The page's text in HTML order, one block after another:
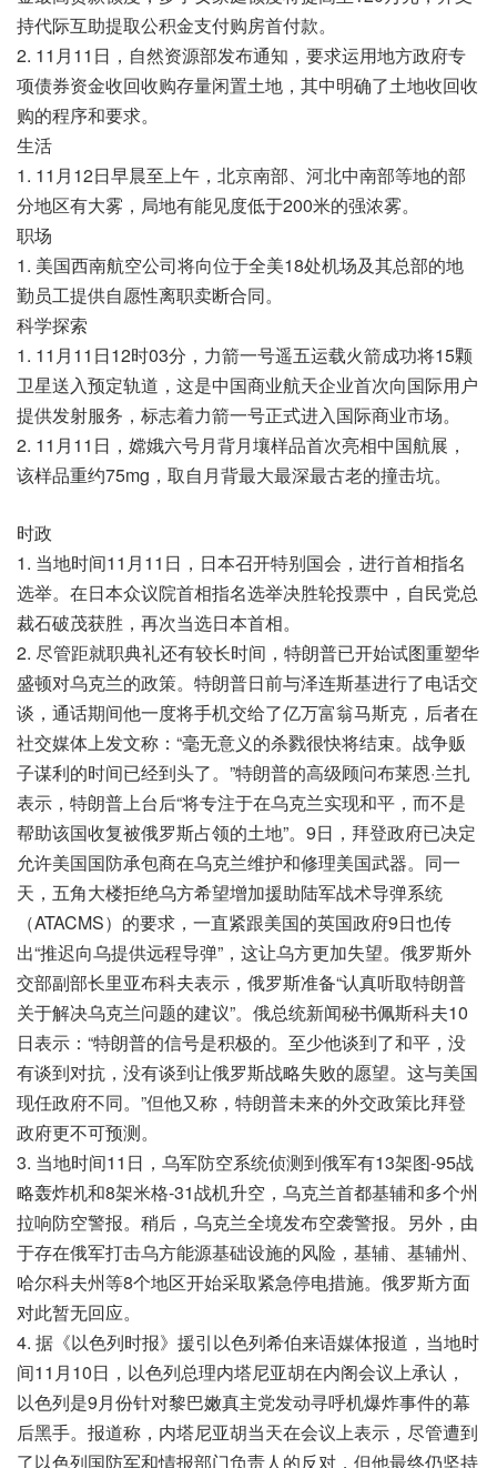
持代际互助提取公积金支付购房首付款。
2. 11月11日，自然资源部发布通知，要求运用地方政府专
项债券资金收回收购存量闲置土地，其中明确了土地收回收
购的程序和要求。
生活
1. 11月12日早晨至上午，北京南部、河北中南部等地的部
分地区有大雾，局地有能见度低于200米的强浓雾。
职场
1. 美国西南航空公司将向位于全美18处机场及其总部的地
勤员工提供自愿性离职卖断合同。
科学探索
1. 11月11日12时03分，力箭一号遥五运载火箭成功将15颗
卫星送入预定轨道，这是中国商业航天企业首次向国际用户
提供发射服务，标志着力箭一号正式进入国际商业市场。
2. 11月11日，嫦娥六号月背月壤样品首次亮相中国航展，
该样品重约75mg，取自月背最大最深最古老的撞击坑。
时政
1. 当地时间11月11日，日本召开特别国会，进行首相指名
选举。在日本众议院首相指名选举决胜轮投票中，自民党总
裁石破茂获胜，再次当选日本首相。
2. 尽管距就职典礼还有较长时间，特朗普已开始试图重塑华
盛顿对乌克兰的政策。特朗普日前与泽连斯基进行了电话交
谈，通话期间他一度将手机交给了亿万富翁马斯克，后者在
社交媒体上发文称：“毫无意义的杀戮很快将结束。战争贩
子谋利的时间已经到头了。”特朗普的高级顾问布莱恩·兰扎
表示，特朗普上台后“将专注于在乌克兰实现和平，而不是
帮助该国收复被俄罗斯占领的土地”。9日，拜登政府已决定
允许美国国防承包商在乌克兰维护和修理美国武器。同一
天，五角大楼拒绝乌方希望增加援助陆军战术导弹系统
（ATACMS）的要求，一直紧跟美国的英国政府9日也传
出“推迟向乌提供远程导弹”，这让乌方更加失望。俄罗斯外
交部副部长里亚布科夫表示，俄罗斯准备“认真听取特朗普
关于解决乌克兰问题的建议”。俄总统新闻秘书佩斯科夫10
日表示：“特朗普的信号是积极的。至少他谈到了和平，没
有谈到对抗，没有谈到让俄罗斯战略失败的愿望。这与美国
现任政府不同。”但他又称，特朗普未来的外交政策比拜登
政府更不可预测。
3. 当地时间11日，乌军防空系统侦测到俄军有13架图-95战
略轰炸机和8架米格-31战机升空，乌克兰首都基辅和多个州
拉响防空警报。稍后，乌克兰全境发布空袭警报。另外，由
于存在俄军打击乌方能源基础设施的风险，基辅、基辅州、
哈尔科夫州等8个地区开始采取紧急停电措施。俄罗斯方面
对此暂无回应。
4. 据《以色列时报》援引以色列希伯来语媒体报道，当地时
间11月10日，以色列总理内塔尼亚胡在内阁会议上承认，
以色列是9月份针对黎巴嫩真主党发动寻呼机爆炸事件的幕
后黑手。报道称，内塔尼亚胡当天在会议上表示，尽管遭到
了以色列国防军和情报部门负责人的反对，但他最终仍坚持